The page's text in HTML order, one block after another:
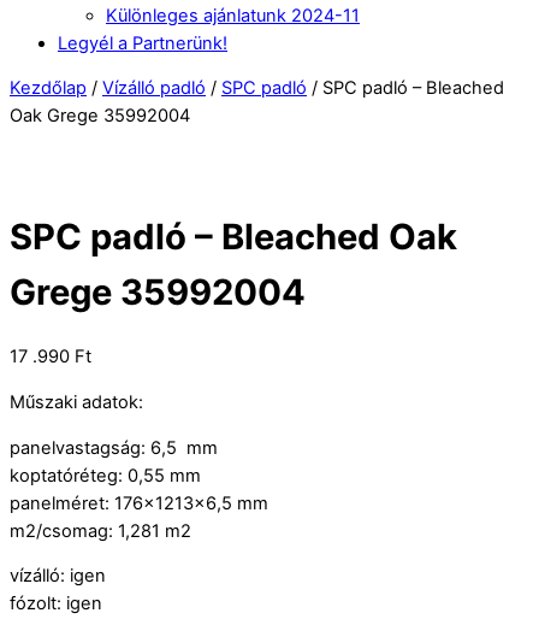
Különleges ajánlatunk 2024-11
Legyél a Partnerünk!
Kezdőlap / Vízálló padló / SPC padló / SPC padló – Bleached
Oak Grege 35992004
SPC padló – Bleached Oak
Grege 35992004
17 .990 Ft
Műszaki adatok:
panelvastagság: 6,5 mm
koptatóréteg: 0,55 mm
panelméret: 176x1213x6,5 mm
m2/csomag: 1,281 m2
vízálló: igen
fózolt: igen